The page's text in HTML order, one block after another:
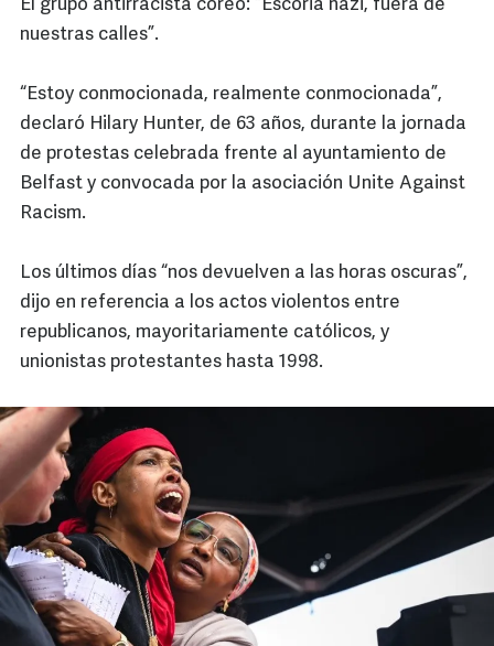
El grupo antirracista coreó: “Escoria nazi, fuera de
nuestras calles”.
“Estoy conmocionada, realmente conmocionada”,
declaró Hilary Hunter, de 63 años, durante la jornada
de protestas celebrada frente al ayuntamiento de
Belfast y convocada por la asociación Unite Against
Racism.
Los últimos días “nos devuelven a las horas oscuras”,
dijo en referencia a los actos violentos entre
republicanos, mayoritariamente católicos, y
unionistas protestantes hasta 1998.